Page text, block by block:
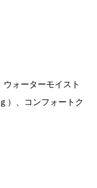
ォーターモイスト
）、コンフォートク